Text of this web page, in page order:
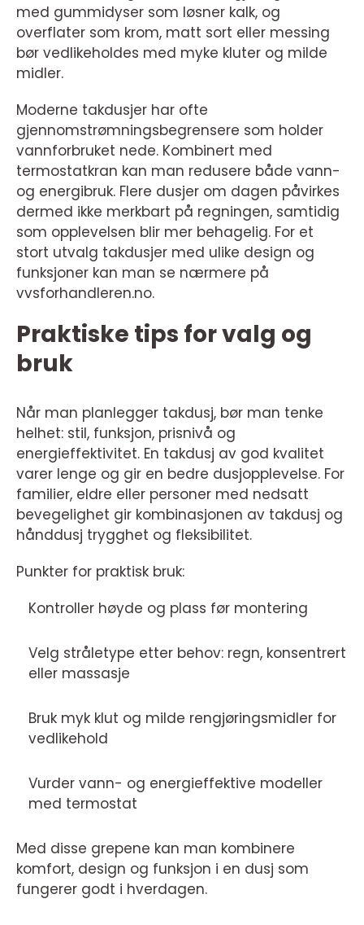
med gummidyser som løsner kalk, og
overflater som krom, matt sort eller messing
bør vedlikeholdes med myke kluter og milde
midler.
Moderne takdusjer har ofte
gjennomstrømningsbegrensere som holder
vannforbruket nede. Kombinert med
termostatkran kan man redusere både vann-
og energibruk. Flere dusjer om dagen påvirkes
dermed ikke merkbart på regningen, samtidig
som opplevelsen blir mer behagelig. For et
stort utvalg takdusjer med ulike design og
funksjoner kan man se nærmere på
vvsforhandleren.no.
Praktiske tips for valg og
bruk
Når man planlegger takdusj, bør man tenke
helhet: stil, funksjon, prisnivå og
energieffektivitet. En takdusj av god kvalitet
varer lenge og gir en bedre dusjopplevelse. For
familier, eldre eller personer med nedsatt
bevegelighet gir kombinasjonen av takdusj og
hånddusj trygghet og fleksibilitet.
Punkter for praktisk bruk:
Kontroller høyde og plass før montering
Velg stråletype etter behov: regn, konsentrert
eller massasje
Bruk myk klut og milde rengjøringsmidler for
vedlikehold
Vurder vann- og energieffektive modeller
med termostat
Med disse grepene kan man kombinere
komfort, design og funksjon i en dusj som
fungerer godt i hverdagen.